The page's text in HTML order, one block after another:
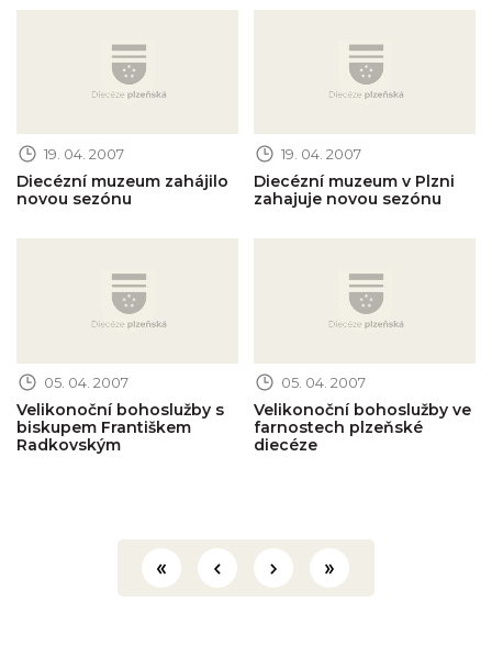
19. 04. 2007
Diecézní muzeum zahájilo
novou sezónu
19. 04. 2007
Diecézní muzeum v Plzni
zahajuje novou sezónu
05. 04. 2007
Velikonoční bohoslužby s
biskupem Františkem
Radkovským
05. 04. 2007
Velikonoční bohoslužby ve
farnostech plzeňské
diecéze